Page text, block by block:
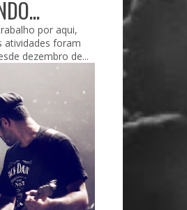
por aqui,
atividades foram
dezembro de...